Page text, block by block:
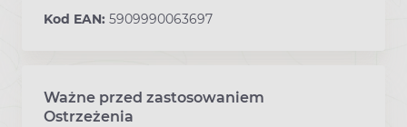
Kod EAN: 5909990063697
Ważne przed zastosowaniem
Ostrzeżenia